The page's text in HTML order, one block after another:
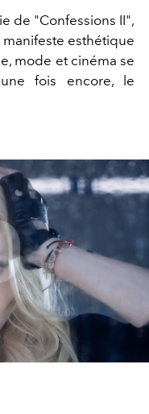
de "Confessions II",
esthétique
mode et cinéma se
fois encore, le